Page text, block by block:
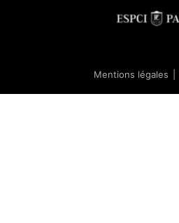
Mentions légales